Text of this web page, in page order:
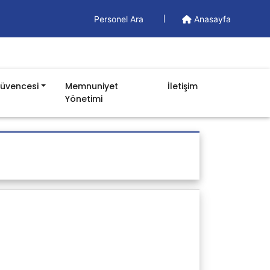
Personel Ara Anasayfa
İş Akışları
Prosedürler
Memnuniyet
Yönetimi
İletişim